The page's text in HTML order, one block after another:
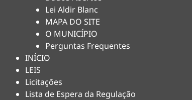
Lei Aldir Blanc
MAPA DO SITE
O MUNICÍPIO
Perguntas Frequentes
INÍCIO
LEIS
Licitações
Lista de Espera da Regulação